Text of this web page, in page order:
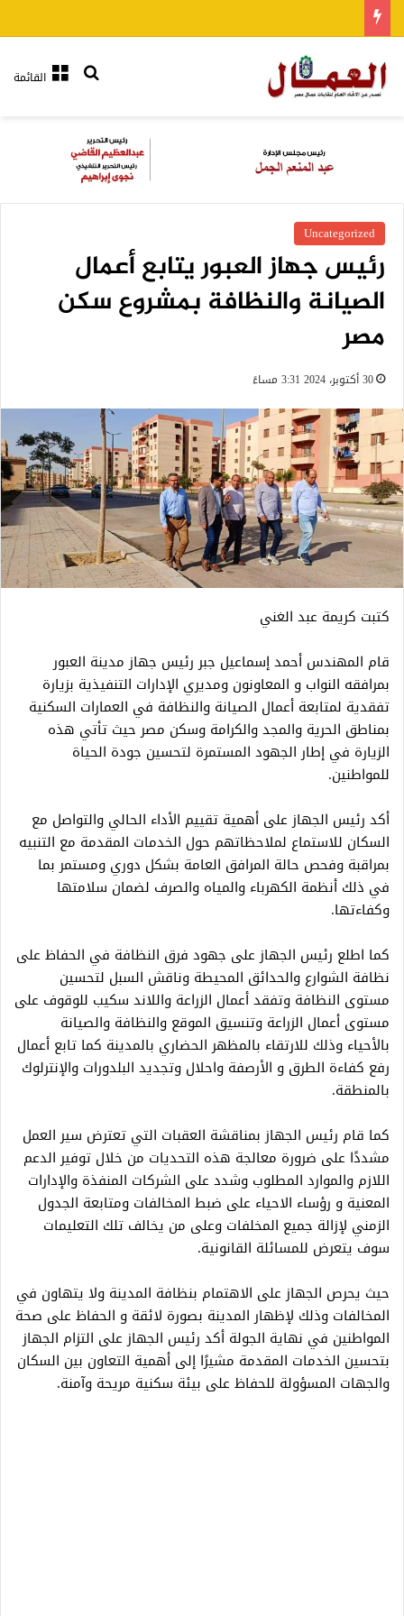
القائمةبحث عن
Uncategorized
رئيس جهاز العبور يتابع أعمال
الصيانة والنظافة بمشروع سكن
مصر
30 أكتوبر، 2024 3:31 مساءً
كتبت كريمة عبد الغني
قام المهندس أحمد إسماعيل جبر رئيس جهاز مدينة العبور
بمرافقه النواب و المعاونون ومديري الإدارات التنفيذية بزيارة
تفقدية لمتابعة أعمال الصيانة والنظافة في العمارات السكنية
بمناطق الحرية والمجد والكرامة وسكن مصر حيث تأتي هذه
الزيارة في إطار الجهود المستمرة لتحسين جودة الحياة
للمواطنين.
أكد رئيس الجهاز على أهمية تقييم الأداء الحالي والتواصل مع
السكان للاستماع لملاحظاتهم حول الخدمات المقدمة مع التنبيه
بمراقبة وفحص حالة المرافق العامة بشكل دوري ومستمر بما
في ذلك أنظمة الكهرباء والمياه والصرف لضمان سلامتها
وكفاءتها.
كما اطلع رئيس الجهاز على جهود فرق النظافة في الحفاظ على
نظافة الشوارع والحدائق المحيطة وناقش السبل لتحسين
مستوى النظافة وتفقد أعمال الزراعة واللاند سكيب للوقوف على
مستوى أعمال الزراعة وتنسيق الموقع والنظافة والصيانة
بالأحياء وذلك للارتقاء بالمظهر الحضاري بالمدينة كما تابع أعمال
رفع كفاءة الطرق و الأرصفة واحلال وتجديد البلدورات والإنترلوك
بالمنطقة.
كما قام رئيس الجهاز بمناقشة العقبات التي تعترض سير العمل
مشددًا على ضرورة معالجة هذه التحديات من خلال توفير الدعم
اللازم والموارد المطلوب وشدد على الشركات المنفذة والإدارات
المعنية و رؤساء الاحياء على ضبط المخالفات ومتابعة الجدول
الزمني لإزالة جميع المخلفات وعلى من يخالف تلك التعليمات
سوف يتعرض للمسائلة القانونية.
حيث يحرص الجهاز على الاهتمام بنظافة المدينة ولا يتهاون في
المخالفات وذلك لإظهار المدينة بصورة لائقة و الحفاظ على صحة
المواطنين في نهاية الجولة أكد رئيس الجهاز على التزام الجهاز
بتحسين الخدمات المقدمة مشيرًا إلى أهمية التعاون بين السكان
والجهات المسؤولة للحفاظ على بيئة سكنية مريحة وآمنة.